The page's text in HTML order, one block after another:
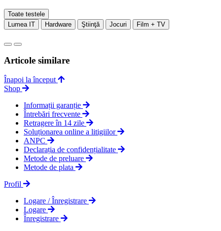
Toate testele
Lumea IT
Hardware Ştiinţă Jocuri Film + TV
Articole similare
Înapoi la început
Shop
Informații garanție
Întrebări frecvente
Retragere în 14 zile
Soluționarea online a litigiilor
ANPC
Declarația de confidențialitate
Metode de preluare
Metode de plata
Profil
Logare / Înregistrare
Logare
Înregistrare